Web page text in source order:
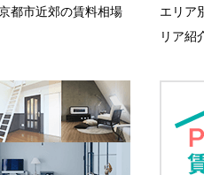
都市近郊の賃料相場
エリア
リア紹